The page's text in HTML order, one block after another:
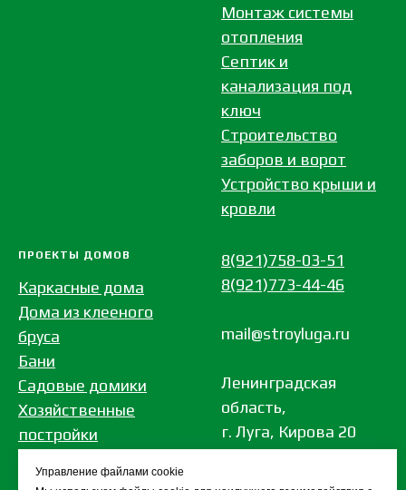
Монтаж системы
отопления
Септик и
канализация под
ключ
Строительство
заборов и ворот
Устройство крыши и
кровли
ПРОЕКТЫ ДОМОВ
Каркасные дома
Дома из клееного
бруса
Бани
Садовые домики
Хозяйственные
постройки
Дома из газобетона
8(921)758-03-51
8(921)773-44-46
mail@stroyluga.ru
Ленинградская
область,
г. Луга, Кирова 20
Управление файлами cookie